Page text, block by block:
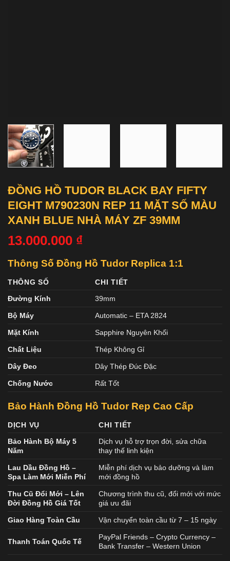
ĐỒNG HỒ TUDOR BLACK BAY FIFTY
EIGHT M790230N REP 11 MẶT SỐ MÀU
XANH BLUE NHÀ MÁY ZF 39MM
13.000.000 ₫
Thông Số Đồng Hồ Tudor Replica 1:1
THÔNG SỐ
CHI TIẾT
Đường Kính
39mm
Bộ Máy Automatic – ETA 2824
Mặt Kính Sapphire Nguyên Khối
Chất Liệu Thép Không Gỉ
Dây Đeo Dây Thép Đúc Đặc
Chống Nước Rất Tốt
Bảo Hành Đồng Hồ Tudor Rep Cao Cấp
DỊCH VỤ
CHI TIẾT
Bảo Hành Bộ Máy 5
Năm
Dịch vụ hỗ trợ trọn đời, sửa chữa
thay thế linh kiện
Lau Dầu Đồng Hồ –
Spa Làm Mới Miễn Phí
Miễn phí dịch vụ bảo dưỡng và làm
mới đồng hồ
Thu Cũ Đổi Mới – Lên
Đời Đồng Hồ Giá Tốt
Chương trình thu cũ, đổi mới với mức
giá ưu đãi
Giao Hàng Toàn Cầu Vận chuyển toàn cầu từ 7 – 15 ngày
Thanh Toán Quốc Tế
PayPal Friends – Crypto Currency –
Bank Transfer – Western Union